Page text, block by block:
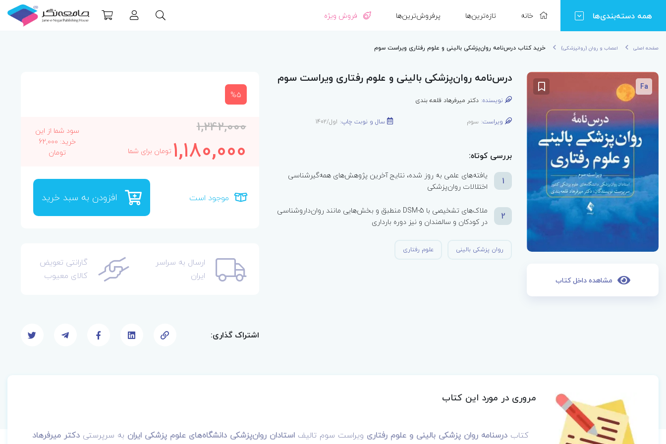
همه دسته‌بندی‌ها خانه تازه‌ترین‌ها پرفروش‌ترین‌ها فروش ویژه
صفحه اصلی اعصاب و روان (روانپزشکی) خرید کتاب درس‌نامه روان‌پزشکی بالینی و علوم رفتاری ویراست سوم
Fa
مشاهده داخل کتاب
درس‌نامه روان‌پزشکی بالینی و علوم رفتاری ویراست سوم
نویسنده: دکتر میرفرهاد قلعه بندی
ویراست: سوم سال و نوبت چاپ: اول/1402
بررسی کوتاه:
1
یافته‌های علمی به روز شده، نتایج آخرین پژوهش‌های همه‌گیر‌شناسی
اختلالات روان‌پزشکی
2
ملاک‌های تشخیصی با DSM-5 منطبق و بخش‌هایی مانند روان‌داروشناسی
در کودکان و سالمندان و نیز دوره بارداری
روان پزشکی بالینی علوم رفتاری
%5
1,242,000
1,180,000 تومان برای شما
سود شما از این
خرید: 62,000
تومان
موجود است افزودن به سبد خرید
ارسال به سراسر
ایران
گارانتی تعویض
کالای معیوب
اشتراک گذاری:
مروری در مورد این کتاب
کتابدرسنامه روان پزشکی بالینی و علوم رفتاری ویراست سوم تالیف استادان روان‌پزشکی دانشگاه‌های علوم پزشکی ایران به سرپرستی دکتر میرفرهاد